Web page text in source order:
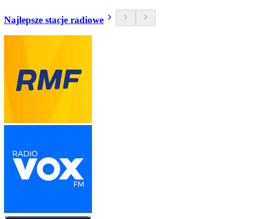
Najlepsze stacje radiowe